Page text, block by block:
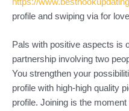
profile and swiping via for
Pals with positive aspects is
partnership involving two
You strengthen your
profile with high-high quality
profile. Joining is the